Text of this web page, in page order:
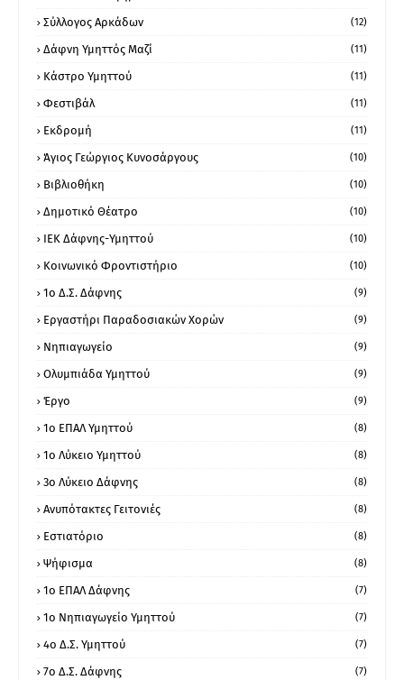
Σύλλογος Αρκάδων (12)
Δάφνη Υμηττός Μαζί (11)
Κάστρο Υμηττού (11)
Φεστιβάλ (11)
Εκδρομή (11)
Άγιος Γεώργιος Κυνοσάργους (10)
Βιβλιοθήκη (10)
Δημοτικό Θέατρο (10)
ΙΕΚ Δάφνης-Υμηττού (10)
Κοινωνικό Φροντιστήριο (10)
1ο Δ.Σ. Δάφνης (9)
Εργαστήρι Παραδοσιακών Χορών (9)
Νηπιαγωγείο (9)
Ολυμπιάδα Υμηττού (9)
Έργο (9)
1o ΕΠΑΛ Υμηττού (8)
1ο Λύκειο Υμηττού (8)
3ο Λύκειο Δάφνης (8)
Ανυπότακτες Γειτονιές (8)
Εστιατόριο (8)
Ψήφισμα (8)
1ο ΕΠΑΛ Δάφνης (7)
1ο Νηπιαγωγείο Υμηττού (7)
4ο Δ.Σ. Υμηττού (7)
7ο Δ.Σ. Δάφνης (7)